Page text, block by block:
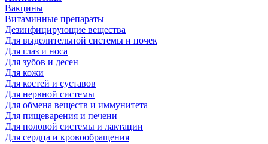
Вакцины
Витаминные препараты
Дезинфицирующие вещества
Для выделительной системы и почек
Для глаз и носа
Для зубов и десен
Для кожи
Для костей и суставов
Для нервной системы
Для обмена веществ и иммунитета
Для пищеварения и печени
Для половой системы и лактации
Для сердца и кровообращения